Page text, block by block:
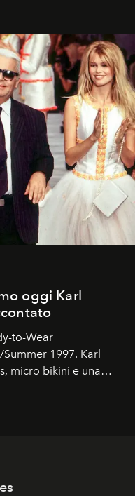
oggi Karl
to-Wear
1997. Karl
micro bikini e una
Trent'anni dopo,